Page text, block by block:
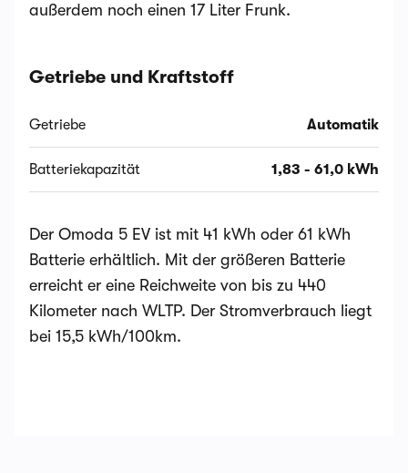
außerdem noch einen 17 Liter Frunk.
Getriebe und Kraftstoff
Getriebe Automatik
Batteriekapazität 1,83 - 61,0 kWh
Der Omoda 5 EV ist mit 41 kWh oder 61 kWh
Batterie erhältlich. Mit der größeren Batterie
erreicht er eine Reichweite von bis zu 440
Kilometer nach WLTP. Der Stromverbrauch liegt
bei 15,5 kWh/100km.